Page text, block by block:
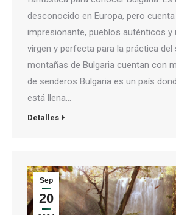
desconocido en Europa, pero
impresionante, pueblos auténticos y
virgen y perfecta para la práctica del
montañas de Bulgaria cuentan con
de senderos Bulgaria es un país
está llena…
Detalles
Sep
20